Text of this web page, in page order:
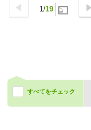
1/19
すべてをチェック